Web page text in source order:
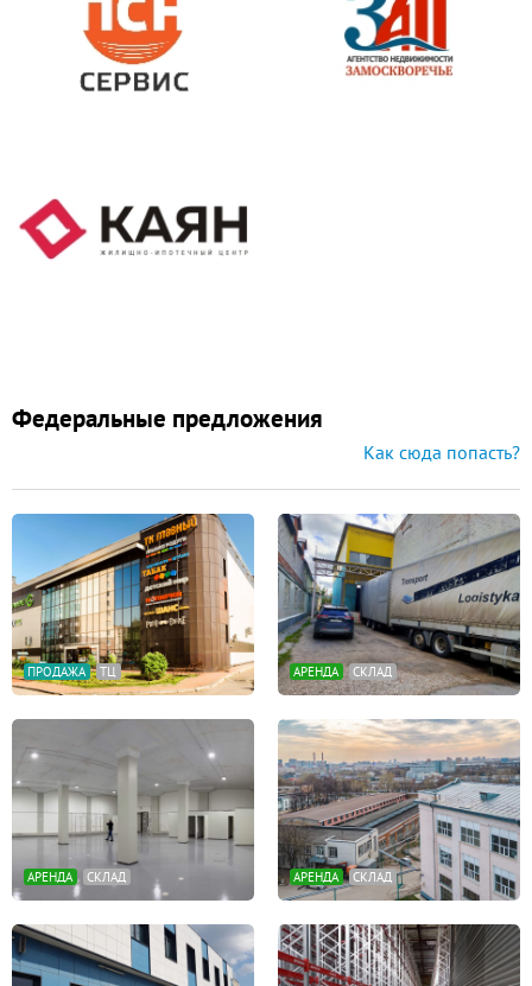
Федеральные предложения
Как сюда попасть?
ПРОДАЖА ТЦ АРЕНДА СКЛАД
АРЕНДА СКЛАД АРЕНДА СКЛАД